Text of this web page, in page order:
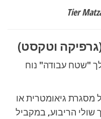
לך "שטח עבודה" נוח
גיאומטרית או
שולי הריבוע, במקביל